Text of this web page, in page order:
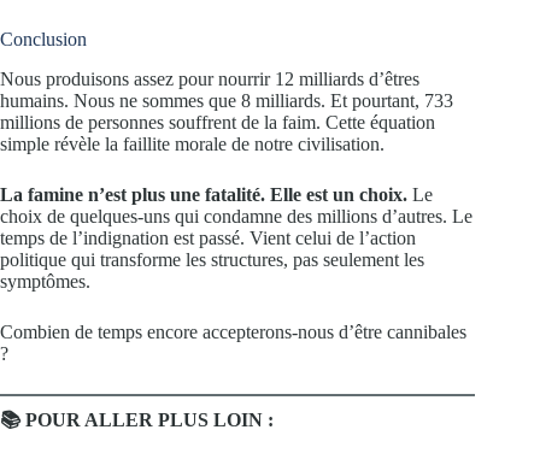
Conclusion
Nous produisons assez pour nourrir 12 milliards d’êtres
humains. Nous ne sommes que 8 milliards. Et pourtant, 733
millions de personnes souffrent de la faim. Cette équation
simple révèle la faillite morale de notre civilisation.
La famine n’est plus une fatalité. Elle est un choix. Le
choix de quelques-uns qui condamne des millions d’autres. Le
temps de l’indignation est passé. Vient celui de l’action
politique qui transforme les structures, pas seulement les
symptômes.
Combien de temps encore accepterons-nous d’être cannibales
?
📚 POUR ALLER PLUS LOIN :